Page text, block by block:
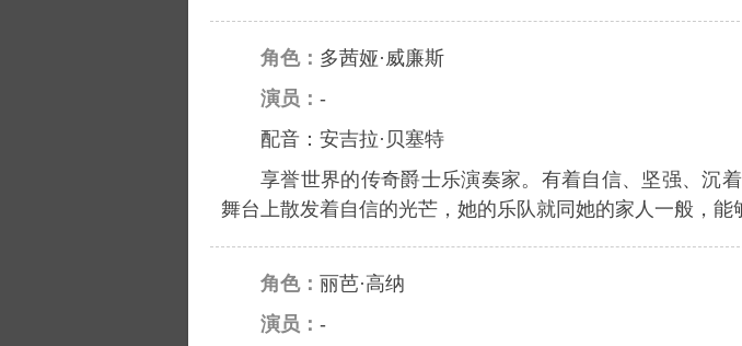
角色： 多茜娅·威廉斯
演员： -
配音：安吉拉·贝塞特
享誉世界的传奇爵士乐演奏家。有着自信、坚强、沉
舞台上散发着自信的光芒，她的乐队就同她的家人一般，
角色： 丽芭·高纳
演员： -